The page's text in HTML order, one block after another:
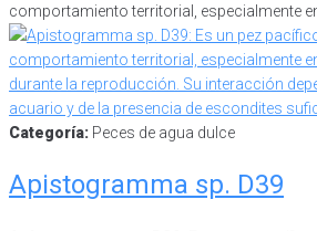
comportamiento territorial, especialmente
Categoría: Peces de agua dulce
Apistogramma sp. D39